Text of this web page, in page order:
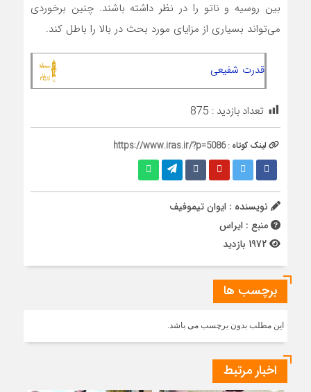
بین روسیه و ناتو را در نظر داشته باشند. چنین برخوردی‌
می‌تواند بسیاری از مزایای مورد بحث در بالا را باطل کند.
قدرت شفیعی
تعداد بازدید : 875
لینک کوتاه :https://www.iras.ir/?p=5086
نویسنده : ایوان تیموفیف
منبع : ایراس
برچسب ها
این مطلب بدون برچسب می باشد.
اخبار مرتبط